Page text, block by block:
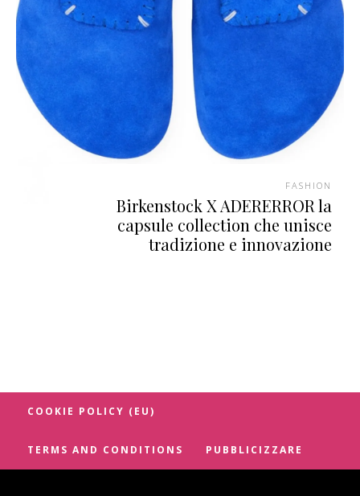
FASHION
Birkenstock X ADERERROR la
capsule collection che unisce
tradizione e innovazione
COOKIE POLICY (EU)
TERMS AND CONDITIONS PUBBLICIZZARE